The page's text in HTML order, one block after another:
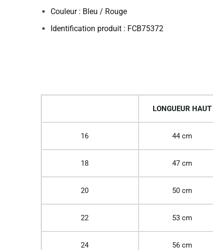
Couleur : Bleu / Rouge
Identification produit : FCB75372
LONGUEUR HAUT
16 44 cm
18 47 cm
20 50 cm
22 53 cm
24 56 cm